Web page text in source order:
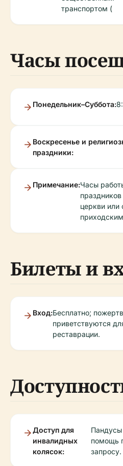
транспортом (
Часы
Понедельник–Суббота:
Воскресенье и
праздники:
Примечание:Часы
церкви или
Билеты и
Вход:Бесплатно;
приветствуются
реставрации.
Доступ для
инвалидных
колясок:
Пандусы
помощь
запросу.